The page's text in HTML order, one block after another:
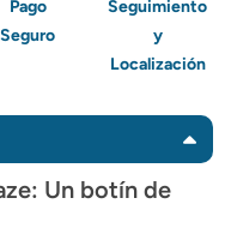
Pago
Seguro
Seguimiento
y
Localización
Un botín de